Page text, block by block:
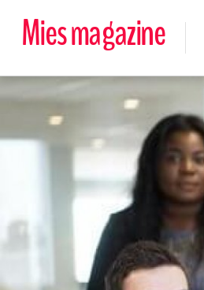
Mies magazine